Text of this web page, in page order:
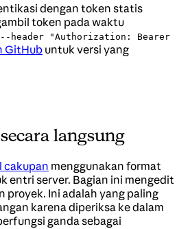
dengan token statis
token pada waktu
--header "Authorization: Bearer
GitHub untuk versi yang
langsung
cakupan menggunakan format
entri server. Bagian ini mengedit
proyek. Ini adalah yang paling
karena diperiksa ke dalam
ganda sebagai